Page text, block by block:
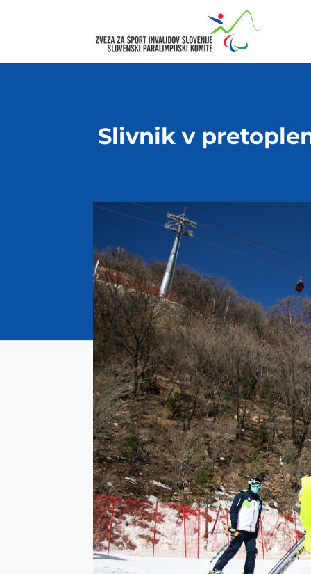
Slivnik v